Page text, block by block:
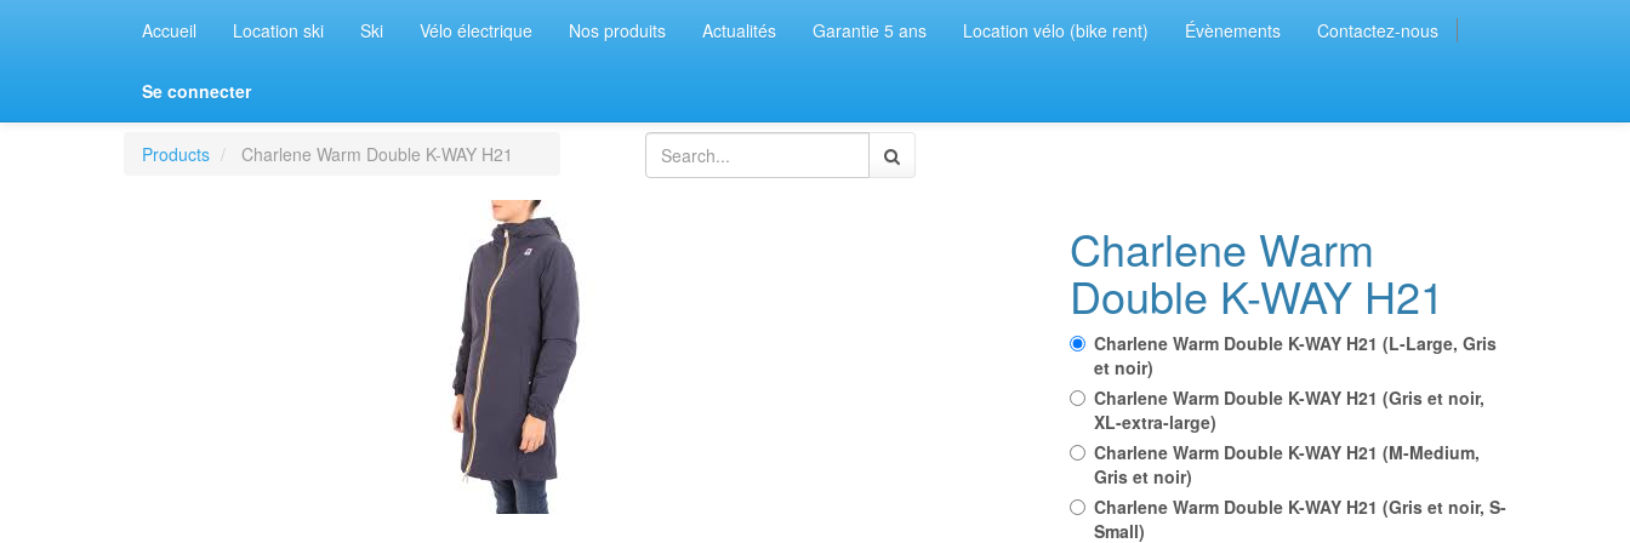
Accueil Location ski Ski Vélo électrique Nos produits Actualités Garantie 5 ans Location vélo (bike rent) Évènements Contactez-nous
Se connecter
Products Charlene Warm Double K-WAY H21
Charlene Warm
Double K-WAY H21
Charlene Warm Double K-WAY H21 (L-Large, Gris
et noir)
Charlene Warm Double K-WAY H21 (Gris et noir,
XL-extra-large)
Charlene Warm Double K-WAY H21 (M-Medium,
Gris et noir)
Charlene Warm Double K-WAY H21 (Gris et noir, S-
Small)